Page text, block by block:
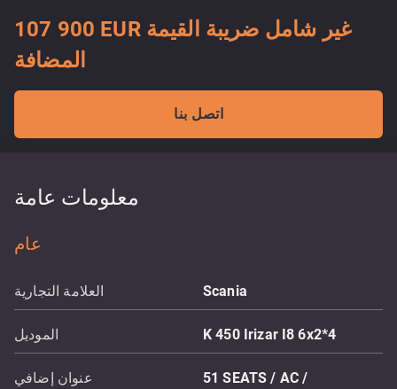
107 900 EUR غير شامل ضريبة القيمة
المضافة
اتصل بنا
معلومات عامة
عام
العلامة التجارية Scania
الموديل K 450 Irizar I8 6x2*4
عنوان إضافي
51 SEATS / AC /